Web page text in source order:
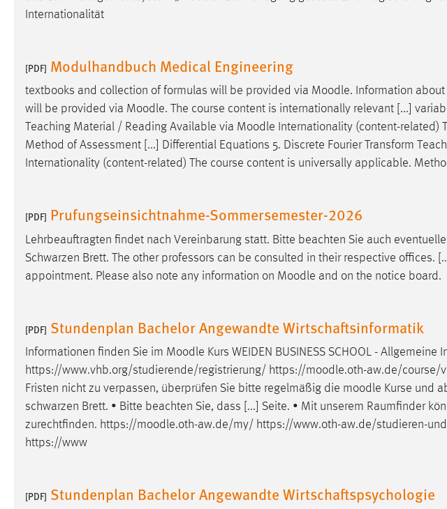
Internationalität
[PDF] Modulhandbuch Medical Engineering
textbooks and collection of formulas will be provided via Moodle. Information
will be provided via Moodle. The course content is internationally relevant [...]
Teaching Material / Reading Available via Moodle Internationality (content-related)
Method of Assessment [...] Differential Equations 5. Discrete Fourier Transform
Internationality (content-related) The course content is universally applicable.
[PDF] Prufungseinsichtnahme-Sommersemester-2026
Lehrbeauftragten findet nach Vereinbarung statt. Bitte beachten Sie auch
Schwarzen Brett. The other professors can be consulted in their respective offices.
appointment. Please also note any information on Moodle and on the notice board.
[PDF] Stundenplan Bachelor Angewandte Wirtschaftsinformatik
Informationen finden Sie im Moodle Kurs WEIDEN BUSINESS SCHOOL -
https://www.vhb.org/studierende/registrierung/ https://moodle.oth-aw.de/course/
Fristen nicht zu verpassen, überprüfen Sie bitte regelmäßig die moodle Kurse und
schwarzen Brett. • Bitte beachten Sie, dass [...] Seite. • Mit unserem Raumfinder
zurechtfinden. https://moodle.oth-aw.de/my/ https://www.oth-aw.de/studieren-
https://www
[PDF] Stundenplan Bachelor Angewandte Wirtschaftspsychologie